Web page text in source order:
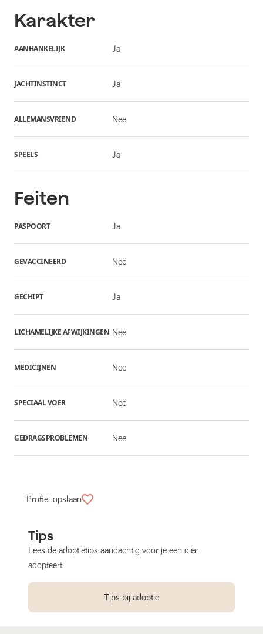
Karakter
AANHANKELIJK Ja
JACHTINSTINCT Ja
ALLEMANSVRIEND Nee
SPEELS Ja
Feiten
PASPOORT Ja
GEVACCINEERD Nee
GECHIPT Ja
LICHAMELIJKE AFWIJKINGEN Nee
MEDICIJNEN Nee
SPECIAAL VOER Nee
GEDRAGSPROBLEMEN Nee
Profiel opslaan
Tips
Lees de adoptietips aandachtig voor je een dier
adopteert.
Tips bij adoptie